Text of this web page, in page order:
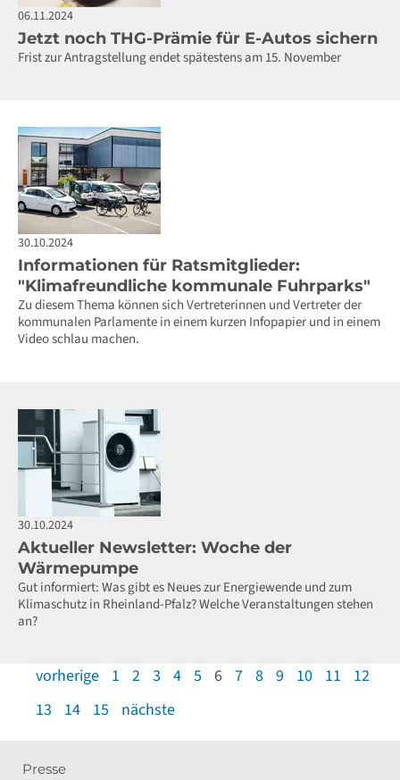
06.11.2024
Jetzt noch THG-Prämie für E-Autos sichern
Frist zur Antragstellung endet spätestens am 15. November
30.10.2024
Informationen für Ratsmitglieder:
"Klimafreundliche kommunale Fuhrparks"
Zu diesem Thema können sich Vertreterinnen und Vertreter der
kommunalen Parlamente in einem kurzen Infopapier und in einem
Video schlau machen.
30.10.2024
Aktueller Newsletter: Woche der
Wärmepumpe
Gut informiert: Was gibt es Neues zur Energiewende und zum
Klimaschutz in Rheinland-Pfalz? Welche Veranstaltungen stehen
an?
vorherige 1 2 3 4 5 6 7 8 9 10 11
12
13
14 15 nächste
Presse